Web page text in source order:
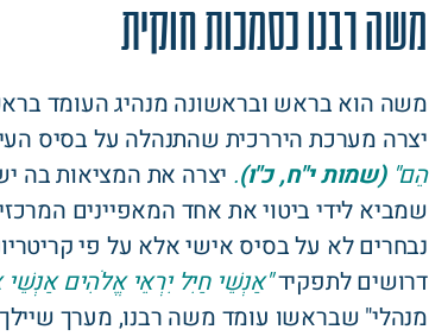
משה רבנו כסמכות חוקית
משה הוא בראש ובראשונה מנהיג העומד
יצרה מערכת היררכית שהתנהלה על בסיס
הֵם"(שמות י"ח, כ"ו). יצרה את המציאות בה
שמביא לידי ביטוי את אחד המאפיינים
נבחרים לא על בסיס אישי אלא על פי
דרושים לתפקיד"אַנְשֵׁי חַיִל יִרְאֵי אֱלֹהִים
מנהלי" שבראשו עומד משה רבנו, מערך